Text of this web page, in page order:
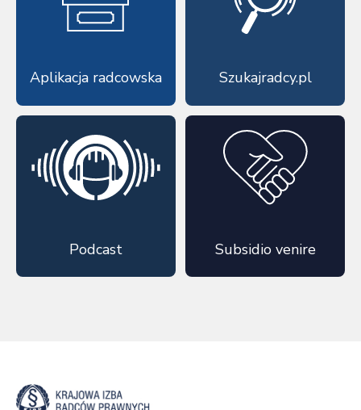
Aplikacja radcowska Szukajradcy.pl
Podcast Subsidio venire